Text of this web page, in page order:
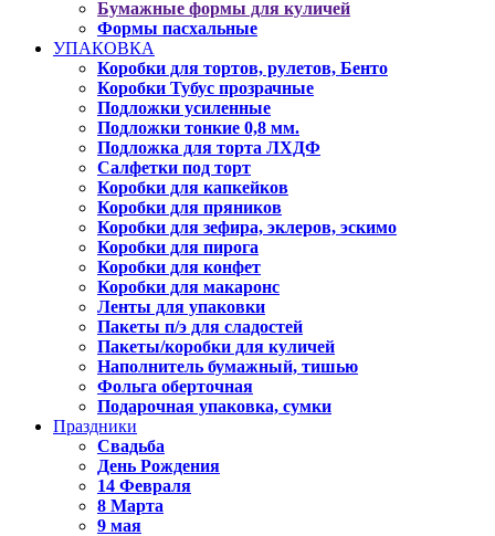
Бумажные формы для куличей
Формы пасхальные
УПАКОВКА
Коробки для тортов, рулетов, Бенто
Коробки Тубус прозрачные
Подложки усиленные
Подложки тонкие 0,8 мм.
Подложка для торта ЛХДФ
Салфетки под торт
Коробки для капкейков
Коробки для пряников
Коробки для зефира, эклеров, эскимо
Коробки для пирога
Коробки для конфет
Коробки для макаронс
Ленты для упаковки
Пакеты п/э для сладостей
Пакеты/коробки для куличей
Наполнитель бумажный, тишью
Фольга оберточная
Подарочная упаковка, сумки
Праздники
Свадьба
День Рождения
14 Февраля
8 Марта
9 мая